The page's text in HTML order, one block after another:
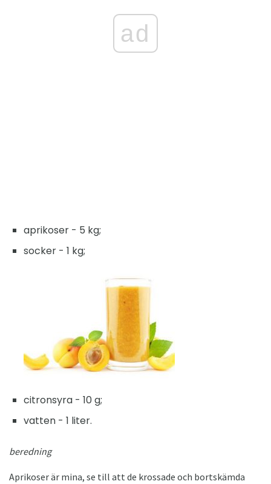
ad
aprikoser - 5 kg;
socker - 1 kg;
citronsyra - 10 g;
vatten - 1 liter.
beredning
Aprikoser är mina, se till att de krossade och bortskämda